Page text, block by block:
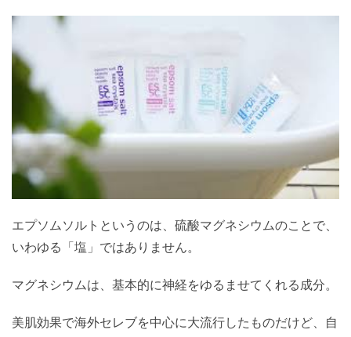
エプソムソルトというのは、硫酸マグネシウムのことで、
いわゆる「塩」ではありません。
マグネシウムは、基本的に神経をゆるませてくれる成分。
美肌効果で海外セレブを中心に大流行したものだけど、自